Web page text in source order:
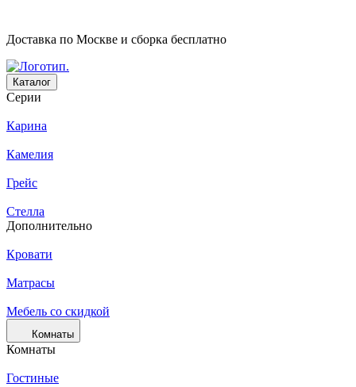
Доставка по Москве и сборка бесплатно
Каталог
Серии
Карина
Камелия
Грейс
Стелла
Дополнительно
Кровати
Матрасы
Мебель со скидкой
Комнаты
Комнаты
Гостиные